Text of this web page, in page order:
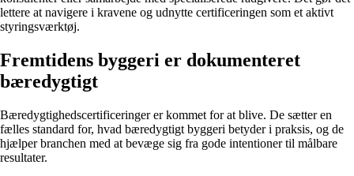
lettere at navigere i kravene og udnytte certificeringen som et aktivt
styringsværktøj.
Fremtidens byggeri er dokumenteret
bæredygtigt
Bæredygtighedscertificeringer er kommet for at blive. De sætter en
fælles standard for, hvad bæredygtigt byggeri betyder i praksis, og de
hjælper branchen med at bevæge sig fra gode intentioner til målbare
resultater.